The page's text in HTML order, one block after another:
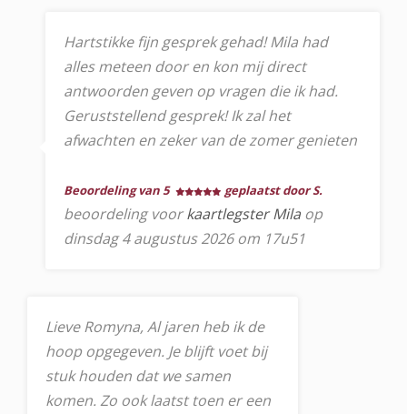
Hartstikke fijn gesprek gehad! Mila had
alles meteen door en kon mij direct
antwoorden geven op vragen die ik had.
Geruststellend gesprek! Ik zal het
afwachten en zeker van de zomer genieten
Beoordeling van 5 geplaatst door S.
beoordeling voorkaartlegster Mila op
dinsdag 4 augustus 2026 om 17u51
Lieve Romyna, Al jaren heb ik de
hoop opgegeven. Je blijft voet bij
stuk houden dat we samen
komen. Zo ook laatst toen er een